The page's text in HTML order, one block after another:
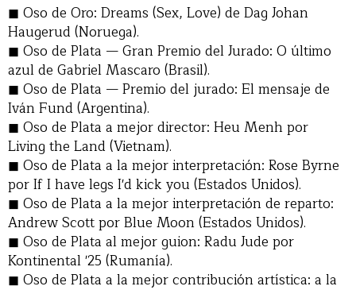
Oso de Oro: Dreams (Sex, Love) de Dag Johan
Haugerud (Noruega).
Oso de Plata — Gran Premio del Jurado: O último
azul de Gabriel Mascaro (Brasil).
Oso de Plata — Premio del jurado: El mensaje de
Iván Fund (Argentina).
Oso de Plata a mejor director: Heu Menh por
Living the Land (Vietnam).
Oso de Plata a la mejor interpretación: Rose Byrne
por If I have legs I'd kick you (Estados Unidos).
Oso de Plata a la mejor interpretación de reparto:
Andrew Scott por Blue Moon (Estados Unidos).
Oso de Plata al mejor guion: Radu Jude por
Kontinental '25 (Rumanía).
Oso de Plata a la mejor contribución artística: a la